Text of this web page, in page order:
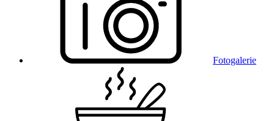
Fotogalerie